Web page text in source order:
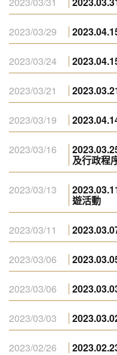
2023/03/29
2023/03/24
2023/03/21
2023/03/19
2023/03/16
及行政程
2023/03/13
遊活動
2023/03/11
2023/03/06
2023/03/06
2023/03/03
2023/02/26